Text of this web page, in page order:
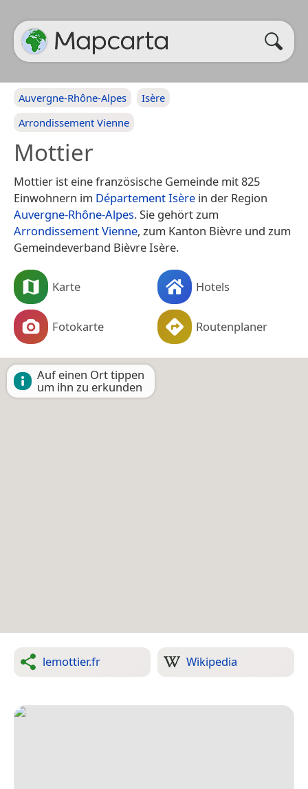
Auvergne-Rhône-Alpes
Isère
Arrondissement Vienne
Mottier
Mottier ist eine französische Gemeinde mit 825
Einwohnern im Département Isère in der Region
Auvergne-Rhône-Alpes. Sie gehört zum
Arrondissement Vienne, zum Kanton Bièvre und zum
Gemeindeverband Bièvre Isère.
Karte Hotels
Fotokarte Routenplaner
Auf einen Ort tippen
um ihn zu erkunden
lemottier.fr Wikipedia